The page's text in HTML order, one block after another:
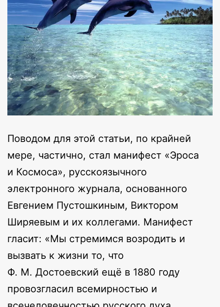
Поводом для этой статьи, по крайней
мере, частично, стал манифест «Эроса
и Космоса», русскоязычного
электронного журнала, основанного
Евгением Пустошкиным, Виктором
Ширяевым и их коллегами. Манифест
гласит: «Мы стремимся возродить и
вызвать к жизни то, что
Ф. М. Достоевский ещё в 1880 году
провозгласил всемирностью и